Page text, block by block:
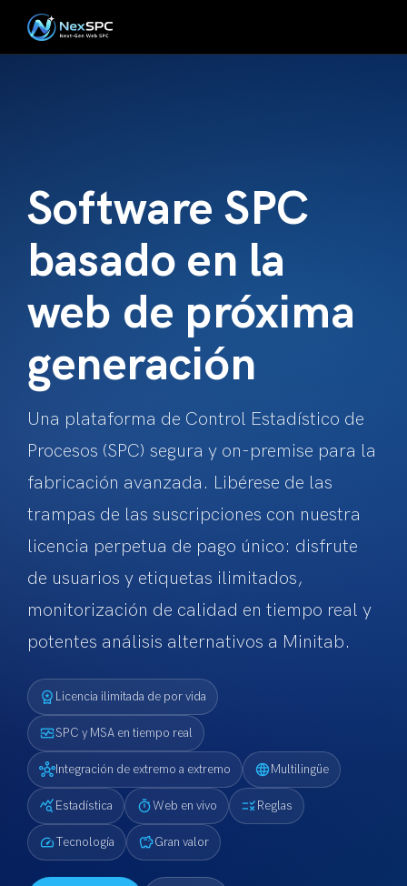
Software SPC
basado en la
web de próxima
generación
Una plataforma de Control Estadístico de
Procesos (SPC) segura y on-premise para la
fabricación avanzada. Libérese de las
trampas de las suscripciones con nuestra
licencia perpetua de pago único: disfrute
de usuarios y etiquetas ilimitados,
monitorización de calidad en tiempo real y
potentes análisis alternativos a Minitab.
workspace_premium Licencia ilimitada de por vida
monitor_heartSPC y MSA en tiempo real
hub Integración de extremo a extremo languageMultilingüe
query_stats Estadística timerWeb en vivo rule Reglas
speedTecnología savingsGran valor